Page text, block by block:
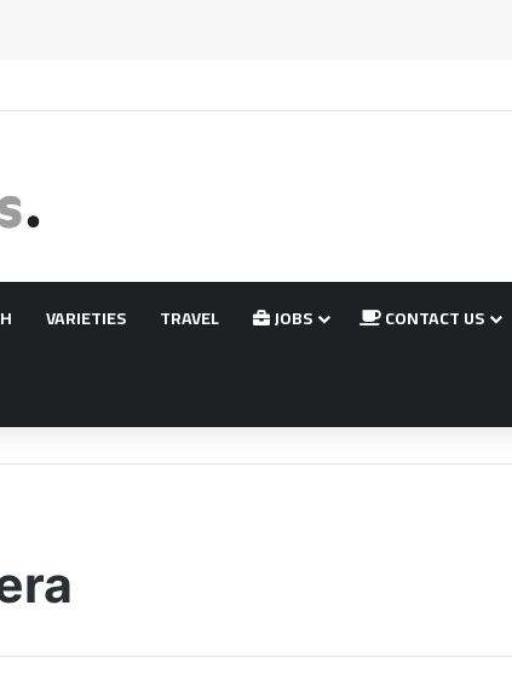
dénonce plus de 1000 morts après l’attaque du camp de Zamzam
VARIETIES TRAVEL JOBS CONTACT US
latérale)